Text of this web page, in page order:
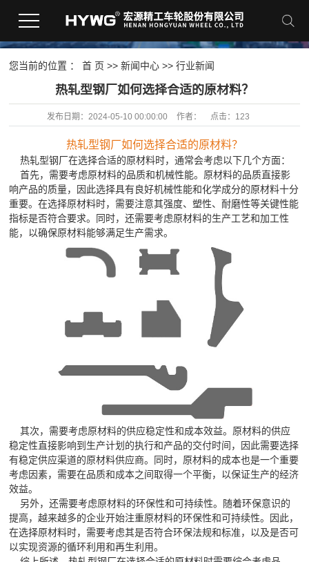
您当前的位置 ：首 页 >>新闻中心 >>行业新闻
​热轧型钢厂如何选择合适的原材料？
发布日期： 2024-05-10 00:00:00 作者： 点击： 123
热轧型钢厂如何选择合适的原材料？
热轧型钢厂在选择合适的原材料时，通常会考虑以下几个方面：
首先，需要考虑原材料的品质和机械性能。原材料的品质直接影
响产品的质量，因此选择具有良好机械性能和化学成分的原材料十分
重要。在选择原材料时，需要注意其强度、塑性、耐磨性等关键性能
指标是否符合要求。同时，还需要考虑原材料的生产工艺和加工性
能，以确保原材料能够满足生产需求。
其次，需要考虑原材料的供应稳定性和成本效益。原材料的供应
稳定性直接影响到生产计划的执行和产品的交付时间，因此需要选择
有稳定供应渠道的原材料供应商。同时，原材料的成本也是一个重要
考虑因素，需要在品质和成本之间取得一个平衡，以保证生产的经济
效益。
另外，还需要考虑原材料的环保性和可持续性。随着环保意识的
提高，越来越多的企业开始注重原材料的环保性和可持续性。因此，
在选择原材料时，需要考虑其是否符合环保法规和标准，以及是否可
以实现资源的循环利用和再生利用。